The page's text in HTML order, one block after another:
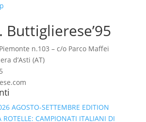
Buttiglierese’95
n.103 – c/o Parco Maffei
d’Asti (AT)
AGOSTO-SETTEMBRE EDITION
ROTELLE: CAMPIONATI ITALIANI DI